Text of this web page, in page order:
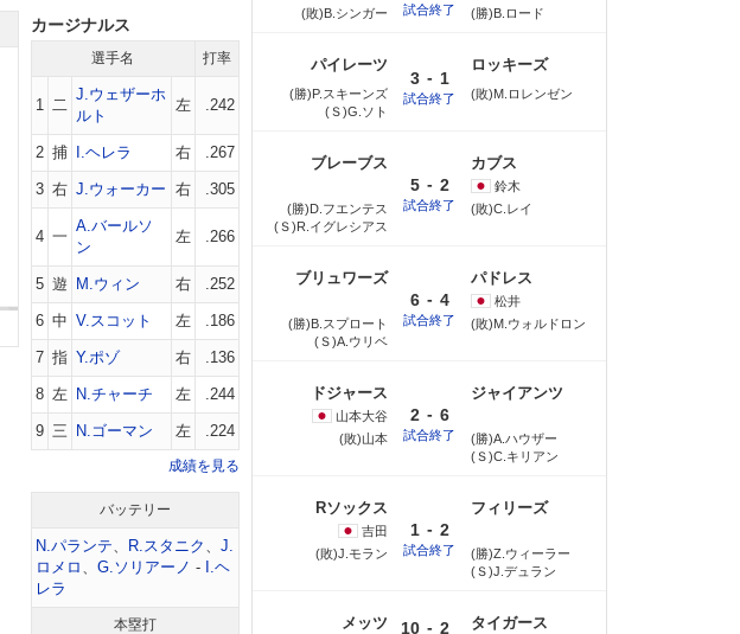
カージナルス
選手名 打率
1 二
J.ウェザーホ
ルト
左 .242
2 捕 I.ヘレラ 右 .267
3 右 J.ウォーカー 右 .305
4 一
A.バールソ
ン
左 .266
5 遊 M.ウィン 右 .252
6 中 V.スコット 左 .186
7 指 Y.ポゾ 右 .136
8 左 N.チャーチ 左 .244
9 三 N.ゴーマン 左 .224
成績を見る
バッテリー
N.パランテ、 R.スタニク 、 J.
ロメロ 、 G.ソリアーノ - I.ヘ
レラ
本塁打
(敗)B.シンガー 試合終了 (勝)B.ロード
パイレーツ
(勝)P.スキーンズ
(Ｓ)G.ソト
3 - 1
試合終了
ロッキーズ
(敗)M.ロレンゼン
ブレーブス
(勝)D.フエンテス
(Ｓ)R.イグレシアス
5 - 2
試合終了
カブス
鈴木
(敗)C.レイ
ブリュワーズ
(勝)B.スプロート
(Ｓ)A.ウリベ
6 - 4
試合終了
パドレス
松井
(敗)M.ウォルドロン
ドジャース
山本大谷
(敗)山本
2 - 6
試合終了
ジャイアンツ
(勝)A.ハウザー
(Ｓ)C.キリアン
Rソックス
吉田
(敗)J.モラン
1 - 2
試合終了
フィリーズ
(勝)Z.ウィーラー
(Ｓ)J.デュラン
メッツ 10 - 2 タイガース